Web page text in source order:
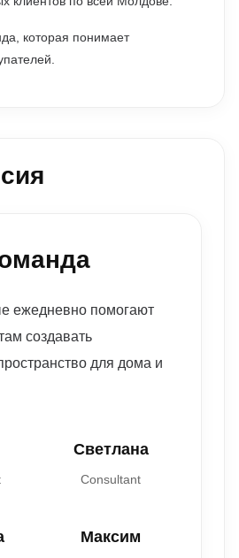
которая понимает
ежедневно помогают
создавать
для дома и
Светлана
Consultant
Максим